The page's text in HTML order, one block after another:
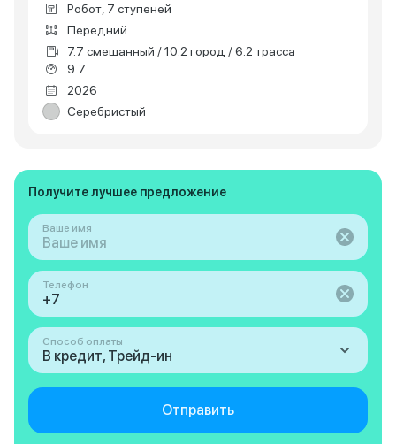
Робот, 7 ступеней
Передний
7.7 смешанный / 10.2 город / 6.2 трасса
9.7
2026
Серебристый
Получите лучшее предложение
Ваше имя
Телефон
Способ оплаты
В кредит, Трейд-ин
Отправить